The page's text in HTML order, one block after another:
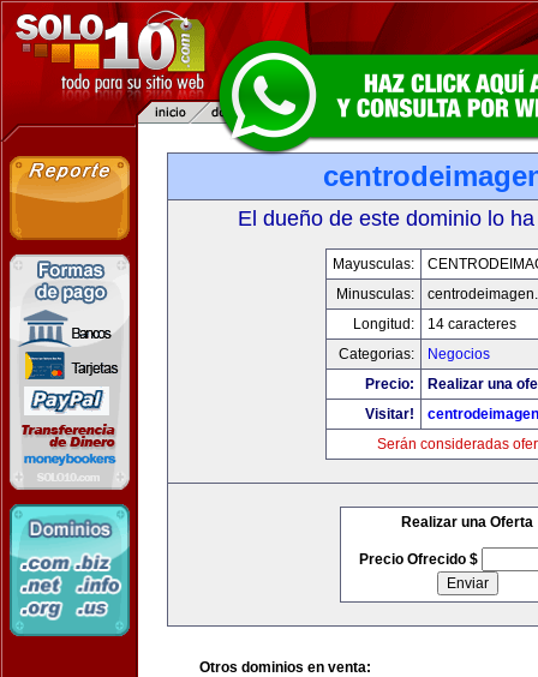
El dueño de este dominio lo
Mayusculas:
Minusculas:
Longitud:
14 caracteres
Categorias:
Negocios
Precio:
Realizar una
Visitar!
Serán consideradas
Realizar una Oferta
Precio Ofrecido $
Otros dominios en venta: